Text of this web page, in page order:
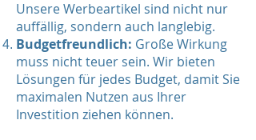
Unsere Werbeartikel sind nicht nur
auffällig, sondern auch langlebig.
Budgetfreundlich: Große Wirkung
muss nicht teuer sein. Wir bieten
Lösungen für jedes Budget, damit Sie
maximalen Nutzen aus Ihrer
Investition ziehen können.